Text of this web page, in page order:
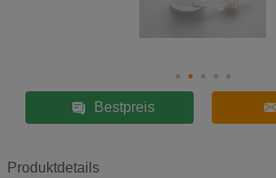
Bestpreis
Produktdetails